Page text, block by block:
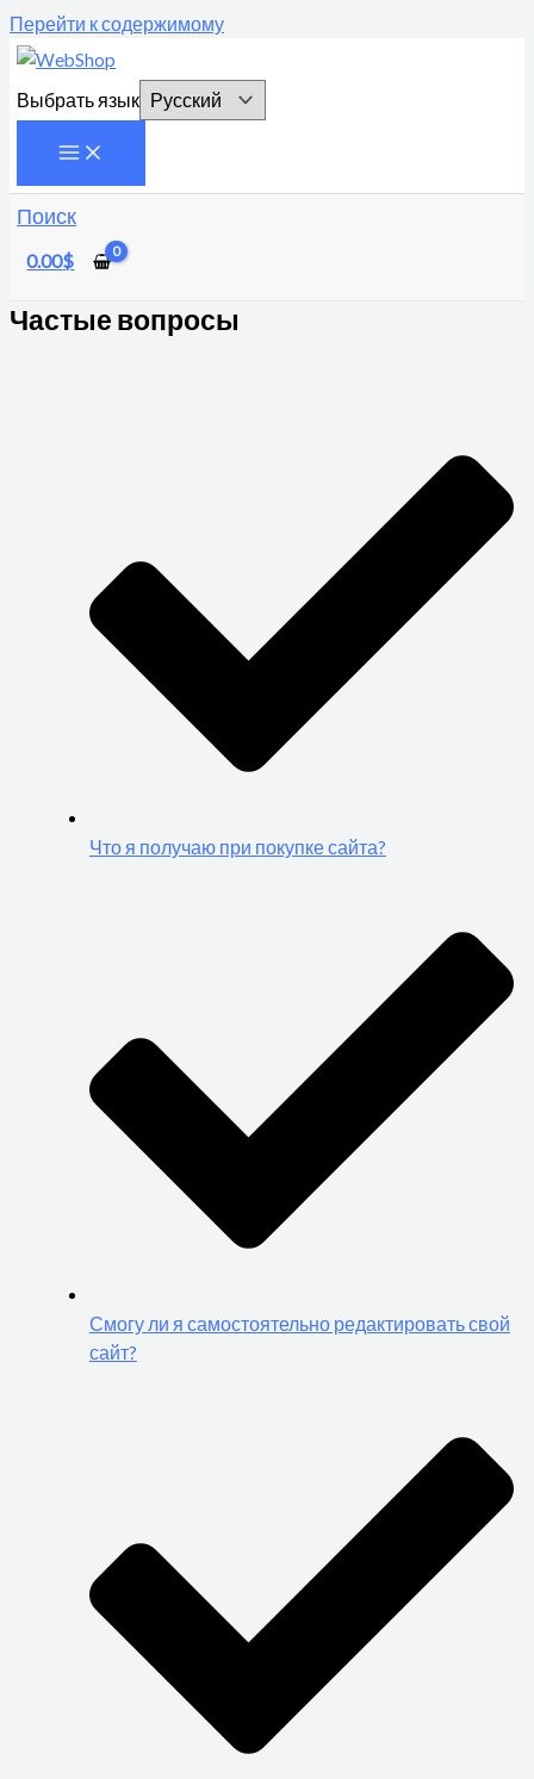
Перейти к содержимому
Выбрать язык
Поиск
0.00$
Частые вопросы
Что я получаю при покупке сайта?
Смогу ли я самостоятельно редактировать свой
сайт?